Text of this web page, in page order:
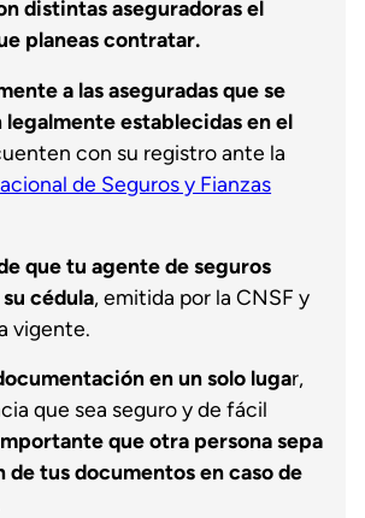
distintas aseguradoras el
planeas contratar.
a las aseguradas que se
establecidas en el
con su registro ante la
de Seguros y Fianzas
que tu agente de seguros
cédula, emitida por la CNSF y
vigente.
en un solo lugar,
que sea seguro y de fácil
que otra persona sepa
de tus documentos en caso de